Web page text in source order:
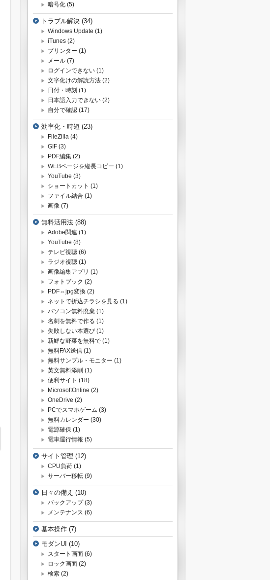
暗号化 (5)
トラブル解決 (34)
Windows Update (1)
iTunes (2)
プリンター (1)
メール (7)
ログインできない (1)
文字化けの解読方法 (2)
日付・時刻 (1)
日本語入力できない (2)
自分で確認 (17)
効率化・時短 (23)
FileZilla (4)
GIF (3)
PDF編集 (2)
WEBページを縦長コピー (1)
YouTube (3)
ショートカット (1)
ファイル結合 (1)
画像 (7)
無料活用法 (88)
Adobe関連 (1)
YouTube (8)
テレビ視聴 (6)
ラジオ視聴 (1)
画像編集アプリ (1)
フォトブック (2)
PDF⇔jpg変換 (2)
ネットで折込チラシを見る (1)
パソコン無料廃棄 (1)
名刺を無料で作る (1)
失敗しない本選び (1)
新鮮な野菜を無料で (1)
無料FAX送信 (1)
無料サンプル・モニター (1)
英文無料添削 (1)
便利サイト (18)
MicrosoftOnline (2)
OneDrive (2)
PCでスマホゲーム (3)
無料カレンダー (30)
電源確保 (1)
電車運行情報 (5)
サイト管理 (12)
CPU負荷 (1)
サーバー移転 (9)
日々の備え (10)
バックアップ(3)
メンテナンス (6)
基本操作 (7)
モダンUI (10)
スタート画面 (6)
ロック画面 (2)
検索 (2)